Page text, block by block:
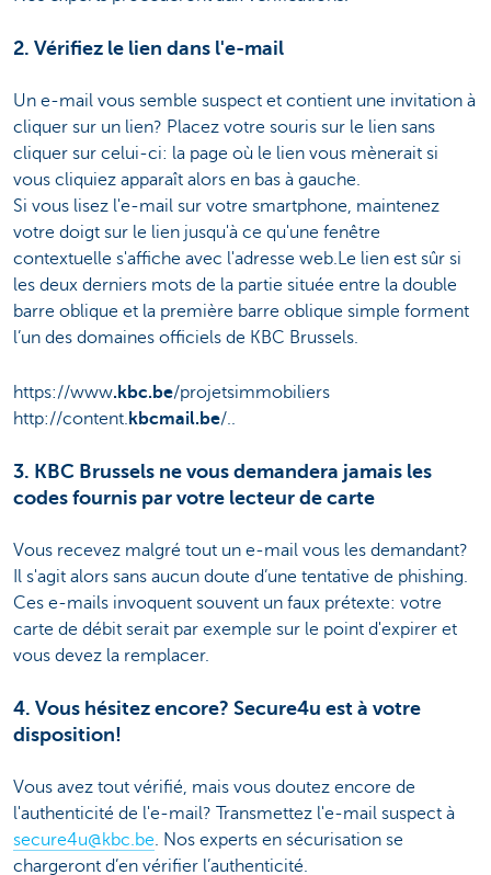
2. Vérifiez le lien dans l'e-mail
Un e-mail vous semble suspect et contient une invitation à
cliquer sur un lien? Placez votre souris sur le lien sans
cliquer sur celui-ci: la page où le lien vous mènerait si
vous cliquiez apparaît alors en bas à gauche.
Si vous lisez l'e-mail sur votre smartphone, maintenez
votre doigt sur le lien jusqu'à ce qu'une fenêtre
contextuelle s'affiche avec l'adresse web.Le lien est sûr si
les deux derniers mots de la partie située entre la double
barre oblique et la première barre oblique simple forment
l’un des domaines officiels de KBC Brussels.
https://www.kbc.be/projetsimmobiliers
http://content. kbcmail.be/..
3. KBC Brussels ne vous demandera jamais les
codes fournis par votre lecteur de carte
Vous recevez malgré tout un e-mail vous les demandant?
Il s'agit alors sans aucun doute d’une tentative de phishing.
Ces e-mails invoquent souvent un faux prétexte: votre
carte de débit serait par exemple sur le point d'expirer et
vous devez la remplacer.
4. Vous hésitez encore? Secure4u est à votre
disposition!
Vous avez tout vérifié, mais vous doutez encore de
l'authenticité de l'e-mail? Transmettez l'e-mail suspect à
secure4u@kbc.be. Nos experts en sécurisation se
chargeront d’en vérifier l’authenticité.